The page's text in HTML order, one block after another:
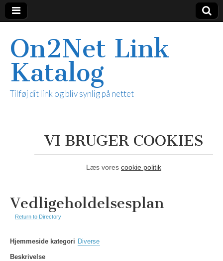
On2Net Link
Katalog
Tilføj dit link og bliv synlig på nettet
VI BRUGER COOKIES
Læs vores cookie politik
Vedligeholdelsesplan
Return to Directory
Hjemmeside kategori Diverse
Beskrivelse